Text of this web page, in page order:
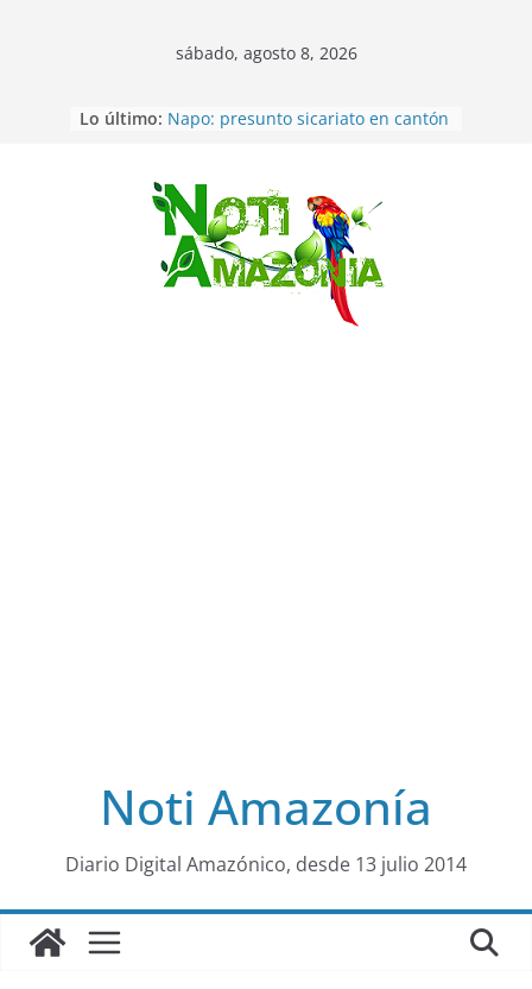
Saltar
al
sábado, agosto 8, 2026
Lo último: Napo: presunto sicariato en cantón
desaparecidos fueron encontrados
muertos en Puerto lopez
Sentencian a 34 años de prisión a
implicados en caso de Alison,
oriunda de Tena
Vozinha, el arquero sensación de
cabo Verde, ya llegó para
Noti Amazonía
Diario Digital Amazónico, desde 13 julio 2014